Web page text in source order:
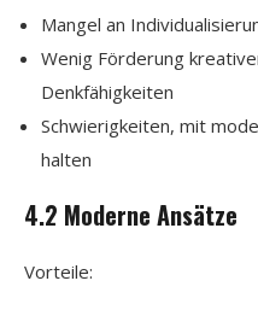
Mangel an
Wenig Förderung
Denkfähigkeiten
Schwierigkeiten, mit
halten
4.2 Moderne Ansätze
Vorteile: